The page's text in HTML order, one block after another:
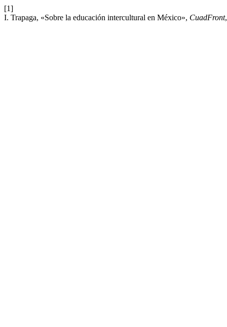
[1]
I. Trapaga, «Sobre la educación intercultural en México», CuadFront